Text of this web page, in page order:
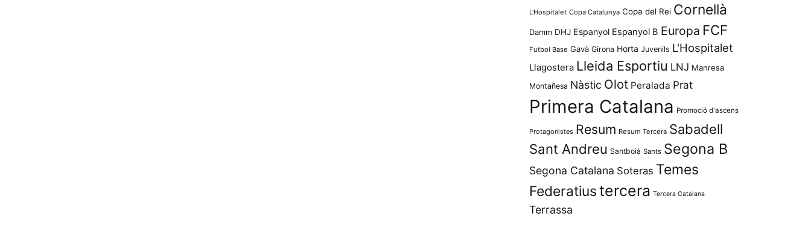
L'Hospitalet Copa Catalunya Copa del Rei Cornellà
Damm DHJ Espanyol Espanyol B Europa FCF
Futbol Base Gavà Girona Horta Juvenils L'Hospitalet
Llagostera Lleida Esportiu LNJ Manresa
Montañesa Nàstic Olot Peralada Prat
Primera Catalana Promoció d'ascens
Protagonistes Resum Resum Tercera Sabadell
Sant Andreu Santboià Sants Segona B
Segona Catalana Soteras Temes
Federatiustercera Tercera Catalana
Terrassa